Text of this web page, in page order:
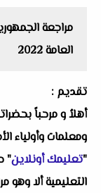
مراجعة
العامة 2022
تقديم :
أهلاُ و مرحباً
ومعلمات وأولياء
"تعليمك أونلاين"
التعليمية ألا وهو